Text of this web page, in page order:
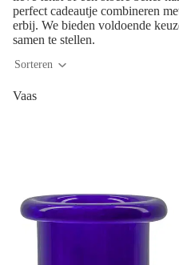
perfect cadeautje combineren
erbij. We bieden voldoende
samen te stellen.
Sorteren
Vaas